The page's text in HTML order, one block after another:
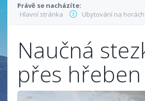
Právě se nacházíte:
Hlavní stránka
Ubytování na horách
Naučná
přes hřeben